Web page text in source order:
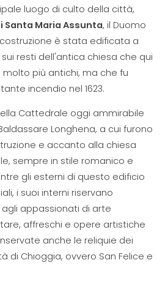
luogo di culto della città,
Santa Maria Assunta, il Duomo
è stata edificata a
sui resti dell'antica chiesa che qui
più antichi, ma che fu
incendio nel 1623.
Cattedrale oggi ammirabile
Longhena, a cui furono
e accanto alla chiesa
sempre in stile romanico e
gli esterni di questo edificio
i suoi interni riservano
appassionati di arte
affreschi e opere artistiche
anche le reliquie dei
di Chioggia, ovvero San Felice e